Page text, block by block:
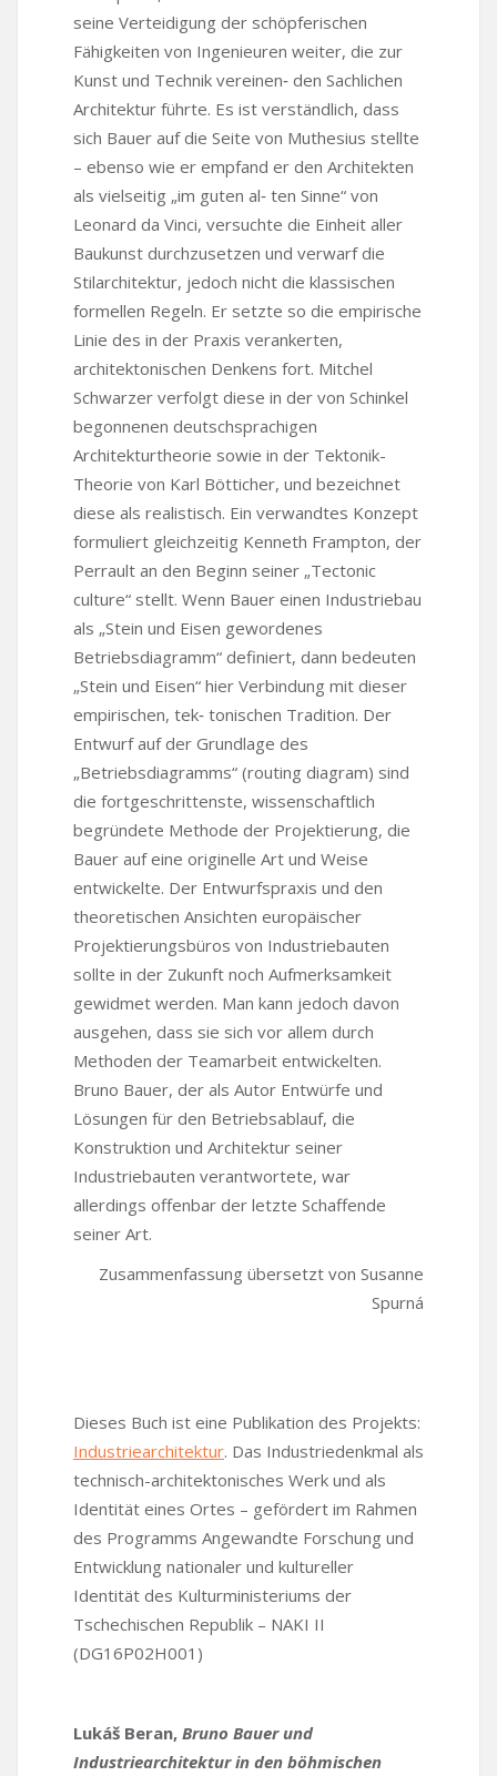
seine Verteidigung der schöpferischen
Fähigkeiten von Ingenieuren weiter, die zur
Kunst und Technik vereinen‑ den Sachlichen
Architektur führte. Es ist verständlich, dass
sich Bauer auf die Seite von Muthesius stellte
– ebenso wie er empfand er den Architekten
als vielseitig „im guten al‑ ten Sinne“ von
Leonard da Vinci, versuchte die Einheit aller
Baukunst durchzusetzen und verwarf die
Stilarchitektur, jedoch nicht die klassischen
formellen Regeln. Er setzte so die empirische
Linie des in der Praxis verankerten,
architektonischen Denkens fort. Mitchel
Schwarzer verfolgt diese in der von Schinkel
begonnenen deutschsprachigen
Architekturtheorie sowie in der Tektonik-
Theorie von Karl Bötticher, und bezeichnet
diese als realistisch. Ein verwandtes Konzept
formuliert gleichzeitig Kenneth Frampton, der
Perrault an den Beginn seiner „Tectonic
culture“ stellt. Wenn Bauer einen Industriebau
als „Stein und Eisen gewordenes
Betriebsdiagramm“ definiert, dann bedeuten
„Stein und Eisen“ hier Verbindung mit dieser
empirischen, tek‑ tonischen Tradition. Der
Entwurf auf der Grundlage des
„Betriebsdiagramms“ (routing diagram) sind
die fortgeschrittenste, wissenschaftlich
begründete Methode der Projektierung, die
Bauer auf eine originelle Art und Weise
entwickelte. Der Entwurfspraxis und den
theoretischen Ansichten europäischer
Projektierungsbüros von Industriebauten
sollte in der Zukunft noch Aufmerksamkeit
gewidmet werden. Man kann jedoch davon
ausgehen, dass sie sich vor allem durch
Methoden der Teamarbeit entwickelten.
Bruno Bauer, der als Autor Entwürfe und
Lösungen für den Betriebsablauf, die
Konstruktion und Architektur seiner
Industriebauten verantwortete, war
allerdings offenbar der letzte Schaffende
seiner Art.
Zusammenfassung übersetzt von Susanne
Spurná
Dieses Buch ist eine Publikation des Projekts:
Industriearchitektur. Das Industriedenkmal als
technisch-architektonisches Werk und als
Identität eines Ortes – gefördert im Rahmen
des Programms Angewandte Forschung und
Entwicklung nationaler und kultureller
Identität des Kulturministeriums der
Tschechischen Republik – NAKI II
(DG16P02H001)
Lukáš Beran, Bruno Bauer und
Industriearchitektur in den böhmischen